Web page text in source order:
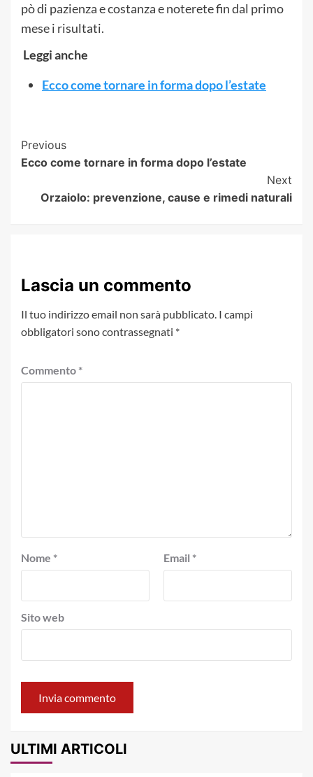
pò di pazienza e costanza e noterete fin dal primo
mese i risultati.
Leggi anche
Ecco come tornare in forma dopo l’estate
Post
Navigation
Previous
Ecco come tornare in forma dopo l’estate
Next
Orzaiolo: prevenzione, cause e rimedi naturali
Lascia un commento
Il tuo indirizzo email non sarà pubblicato. I campi
obbligatori sono contrassegnati *
Commento *
Nome * Email *
Sito web
ULTIMI ARTICOLI